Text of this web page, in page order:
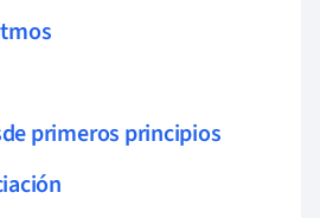
primeros principios